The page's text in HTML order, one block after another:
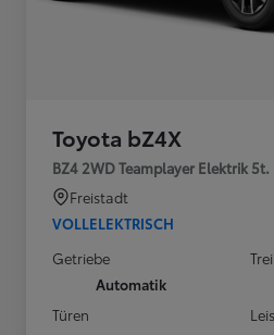
Toyota bZ4X
BZ4 2WD Teamplayer Elektrik 5t.
Freistadt
VOLLELEKTRISCH
Getriebe
Automatik
Türen